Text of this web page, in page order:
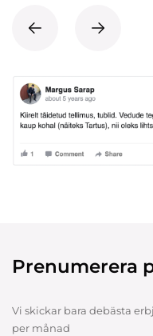
Prenumerera
Vi skickar bara debästa
per månad